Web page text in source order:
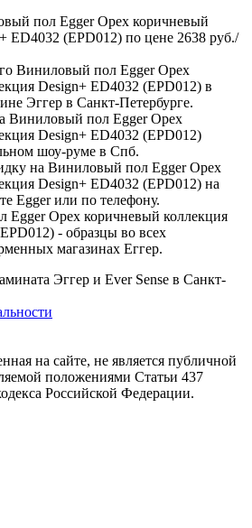
пол Egger Орех коричневый
ED4032 (EPD012) по цене 2638 руб./
Виниловый пол Egger Орех
Design+ ED4032 (EPD012) в
Эггер в Санкт-Петербурге.
Виниловый пол Egger Орех
Design+ ED4032 (EPD012)
шоу-руме в Спб.
на Виниловый пол Egger Орех
Design+ ED4032 (EPD012) на
Egger или по телефону.
Egger Орех коричневый коллекция
- образцы во всех
магазинах Еггер.
Эггер и Ever Sense в Санкт-
на сайте, не является публичной
положениями Статьи 437
Российской Федерации.